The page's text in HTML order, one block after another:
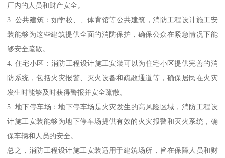
厂内的人员和财产安全。
3. 公共建筑：如学校、、体育馆等公共建筑，消防工程设计施工安
装能够为这些建筑提供全面的消防保护，确保公众在紧急情况下能
够安全疏散。
4. 住宅小区：消防工程设计施工安装可以为住宅小区提供完善的消
防系统，包括火灾报警、灭火设备和疏散通道等，确保居民在火灾
发生时能够及时获得警报并安全疏散。
5. 地下停车场：地下停车场是火灾发生的高风险区域，消防工程设
计施工安装能够为地下停车场提供有效的火灾报警和灭火系统，确
保车辆和人员的安全。
总之，消防工程设计施工安装适用于建筑场所，旨在保障人员和财